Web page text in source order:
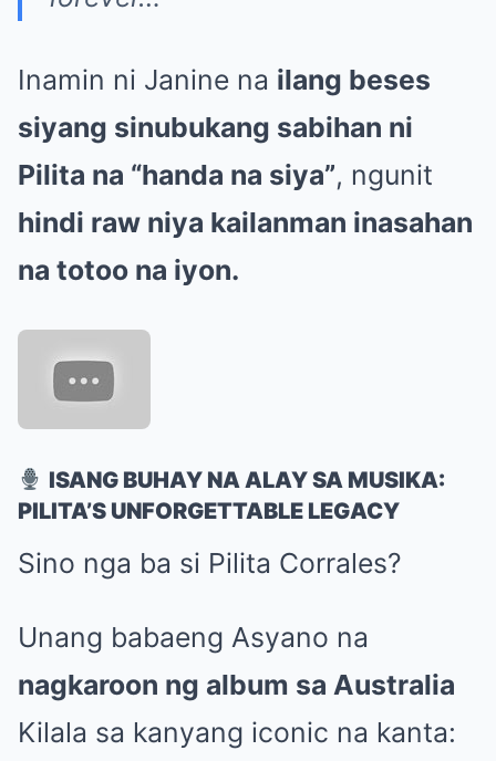
Inamin ni Janine na ilang beses
siyang sinubukang sabihan ni
Pilita na “handa na siya”, ngunit
hindi raw niya kailanman inasahan
na totoo na iyon.
ISANG BUHAY NA ALAY SA MUSIKA:
PILITA’S UNFORGETTABLE LEGACY
Sino nga ba si Pilita Corrales?
Unang babaeng Asyano na
nagkaroon ng album sa Australia
Kilala sa kanyang iconic na kanta: